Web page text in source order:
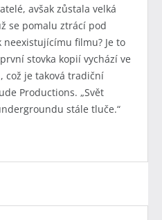
avšak zůstala velká
se pomalu ztrácí pod
filmu? Je to
stovka kopií vychází ve
což je taková tradiční
Productions. „Svět
stále tluče.“